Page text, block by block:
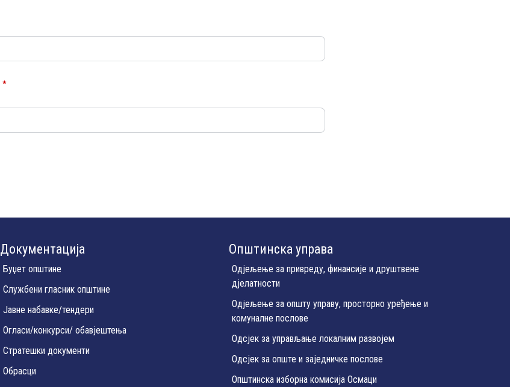
Документација
Буџет општине
Службени гласник општине
Јавне набавке/тендери
Огласи/конкурси/ обавјештења
Стратешки документи
Обрасци
Општинска управа
Одјељење за привреду, финансије и друштвене
дјелатности
Одјељење за општу управу, просторно уређење и
комуналне послове
Одсјек за управљање локалним развојем
Одсјек за опште и заједничке послове
Општинска изборна комисија Осмаци